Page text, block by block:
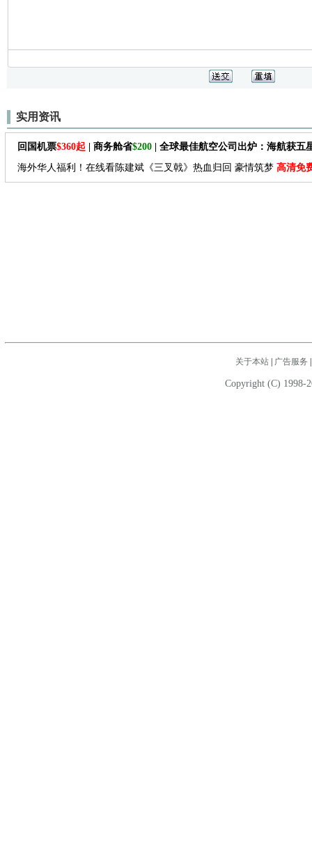
实用资讯
回国机票$360起 | 商务舱省$200 | 全球最佳航空公司出炉：海航获五
海外华人福利！在线看陈建斌《三叉戟》热血归回 豪情筑梦 高清免
关于本站| 广告服务
Copyright (C) 1998-